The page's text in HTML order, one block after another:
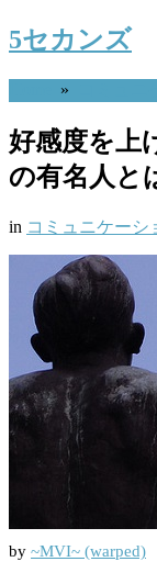
5セカンズ
»
好感度を上
の有名人と
in コミュニケーシ
by ~MVI~ (warped)